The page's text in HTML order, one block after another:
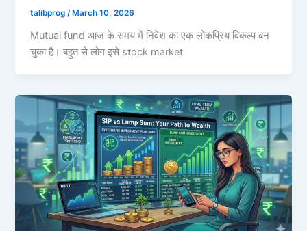
talibprog /March 10, 2026
Mutual fund आज के समय में निवेश का एक लोकप्रिय विकल्प बन
चुका है। बहुत से लोग इसे stock market